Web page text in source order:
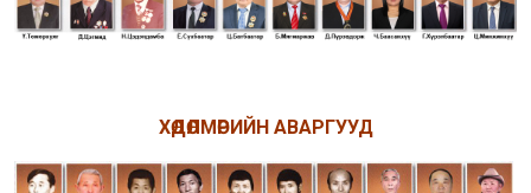
ХӨДӨЛМӨРИЙН АВАРГУУД